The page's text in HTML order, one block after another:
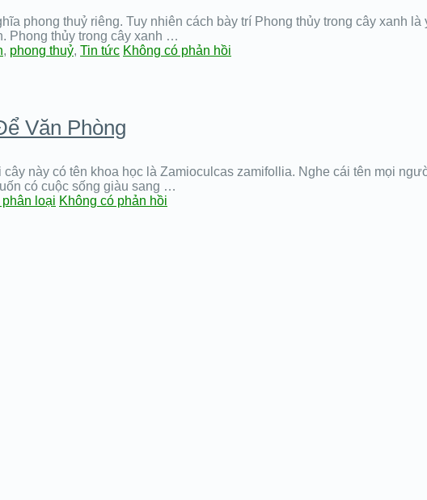
phong thuỷ riêng. Tuy nhiên cách bày trí Phong thủy trong cây xanh
Phong thủy trong cây xanh …
, phong thuỷ, Tin tức Không có phản hồi
Văn Phòng
này có tên khoa học là Zamioculcas zamifollia. Nghe cái tên mọi
có cuộc sống giàu sang …
loại Không có phản hồi